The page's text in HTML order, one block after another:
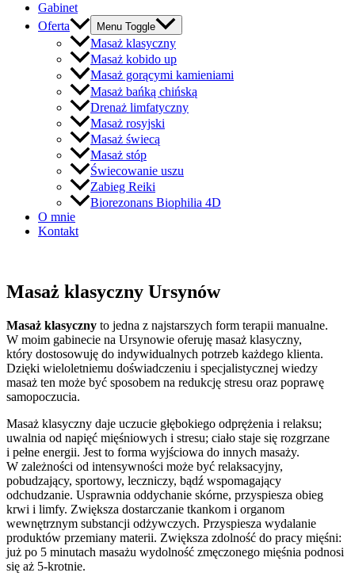
Gabinet
Oferta
Menu Toggle
Masaż klasyczny
Masaż kobido up
Masaż gorącymi kamieniami
Masaż bańką chińską
Drenaż limfatyczny
Masaż rosyjski
Masaż świecą
Masaż stóp
Świecowanie uszu
Zabieg Reiki
Biorezonans Biophilia 4D
O mnie
Kontakt
Masaż klasyczny Ursynów
Masaż klasyczny to jedna z najstarszych form terapii manualne.
W moim gabinecie na Ursynowie oferuję masaż klasyczny,
który dostosowuję do indywidualnych potrzeb każdego klienta.
Dzięki wieloletniemu doświadczeniu i specjalistycznej wiedzy
masaż ten może być sposobem na redukcję stresu oraz poprawę
samopoczucia.
Masaż klasyczny daje uczucie głębokiego odprężenia i relaksu;
uwalnia od napięć mięśniowych i stresu; ciało staje się rozgrzane
i pełne energii. Jest to forma wyjściowa do innych masaży.
W zależności od intensywności może być relaksacyjny,
pobudzający, sportowy, leczniczy, bądź wspomagający
odchudzanie. Usprawnia oddychanie skórne, przyspiesza obieg
krwi i limfy. Zwiększa dostarczanie tkankom i organom
wewnętrznym substancji odżywczych. Przyspiesza wydalanie
produktów przemiany materii. Zwiększa zdolność do pracy mięśni:
już po 5 minutach masażu wydolność zmęczonego mięśnia podnosi
się aż 5-krotnie.